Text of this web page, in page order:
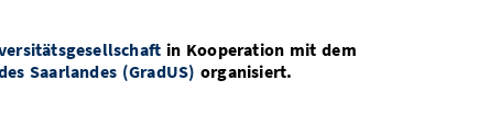
in Kooperation mit dem
Saarlandes (GradUS) organisiert.